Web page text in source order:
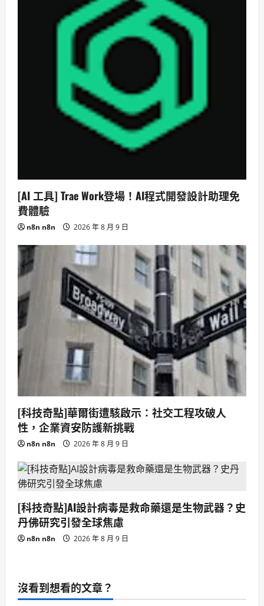
[AI 工具] Trae Work登場！AI程式開發設計助理免
費體驗
n8n n8n 2026 年 8 月 9 日
[科技奇點]華爾街遭駭啟示：社交工程攻破人
性，企業資安防護新挑戰
n8n n8n 2026 年 8 月 9 日
[科技奇點]AI設計病毒是救命藥還是生物武器？史
丹佛研究引發全球焦慮
n8n n8n 2026 年 8 月 9 日
沒看到想看的文章？